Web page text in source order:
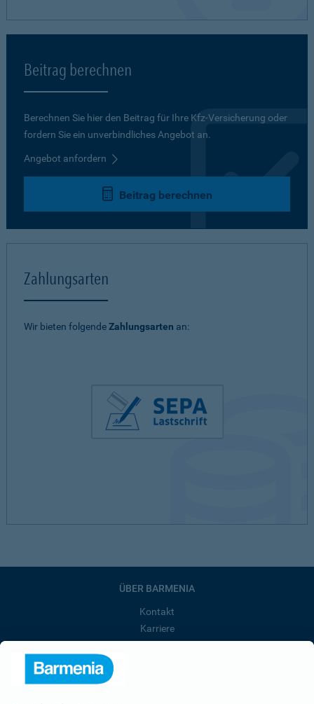
Beitrag berechnen
Berechnen Sie hier den Beitrag für Ihre Kfz-Versicherung oder
fordern Sie ein unverbindliches Angebot an.
Angebot anfordern
Beitrag berechnen
Zahlungsarten
Wir bieten folgendeZahlungsarten an:
ÜBER BARMENIA
Kontakt
Karriere